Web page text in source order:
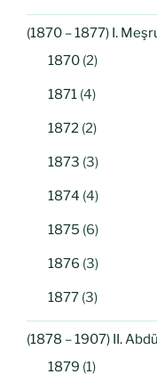
(1870 – 1877) I.
1870 (2)
1871 (4)
1872 (2)
1873 (3)
1874 (4)
1875 (6)
1876 (3)
1877 (3)
(1878 – 1907) II.
1879 (1)